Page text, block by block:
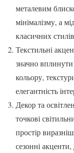
металевим
мінімалізму, а
класичних
Текстильні
значно
кольору,
елегантність
Декор та
точкові
простір
сезонні